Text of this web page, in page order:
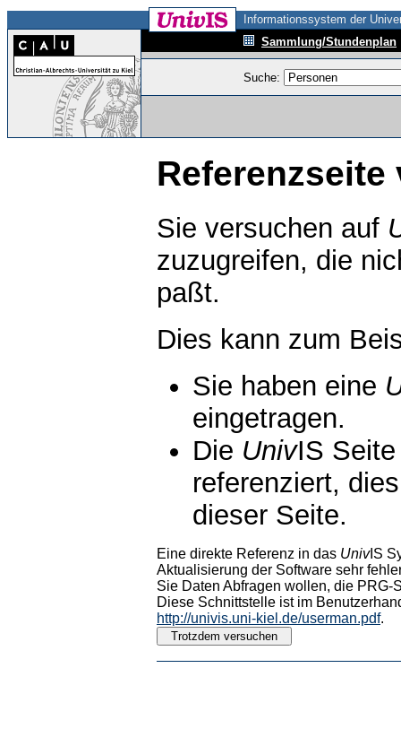
Informationssystem der
Sammlung/Stundenplan
Suche:
Referenzseite
Sie versuchen auf
zuzugreifen, die
paßt.
Dies kann zum
Sie haben eine
eingetragen.
Die UnivIS
referenziert,
dieser Seite.
Eine direkte Referenz in das UnivIS
Aktualisierung der Software sehr
Sie Daten Abfragen wollen, die PRG-
Diese Schnittstelle ist im
http://univis.uni-kiel.de/userman.pdf.